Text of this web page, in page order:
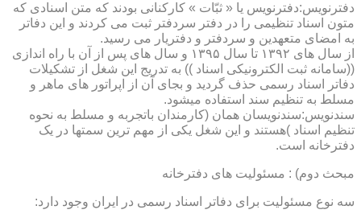
دفترنویس:دفترنویس یا « ثبّات » کارکنانی بودند که متن اسنادی که
متون اسناد تنظیمی را در دفتر سردفتر ثبت می کردند و این دفاتر
به امضای متعهدین و سردفتر و دفتریار می رسید.
از سال های ۱۳۹۲ تا سال ۱۳۹۵ و سال های پس از آن با راه اندازی
((سامانه ثبت الکترونیکی اسناد )) به تدریج این شغل از تشکیلات
دفاتر اسناد رسمی حذف گردید و بجای آن از اپراتور های ماهر و
مسلط به تنظیم سند استفاده میشود.
سندنویس:سندنویسان همان (کارمندان باتجربه و مسلط به نحوه
تنظیم اسناد )هستند و این شغل یکی از مهم ترین سمتها در یک
دفترخانه است.
مبحث دوم) : مسئولیت های دفترخانه
سه نوع مسئولیت برای دفاتر اسناد رسمی در ایران وجود دارد: